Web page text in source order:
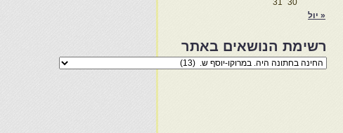
30
31
« יול
רשימת הנושאים באתר
רשימת
הנושאים